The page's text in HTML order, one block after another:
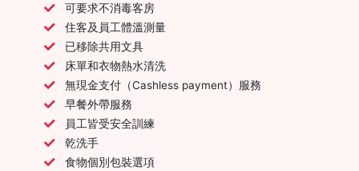
可要求不消毒客房
住客及員工體溫測量
已移除共用文具
床單和衣物熱水清洗
無現金支付（Cashless payment）服務
早餐外帶服務
員工皆受安全訓練
乾洗手
食物個別包裝選項